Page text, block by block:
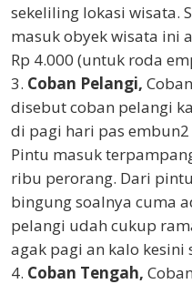
sekeliling lokasi wisata.
masuk obyek wisata ini
Rp 4.000 (untuk roda
Coban Pelangi,
disebut coban pelangi
di pagi hari pas
Pintu masuk
ribu perorang. Dari
bingung soalnya cuma
pelangi udah cukup
agak pagi an kalo
Coban Tengah,